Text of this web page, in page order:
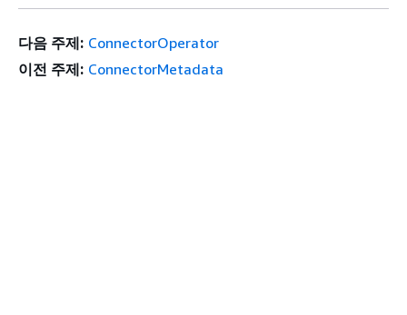
다음 주제: ConnectorOperator
이전 주제: ConnectorMetadata